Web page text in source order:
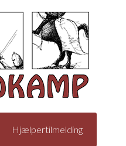
Hjælpertilmelding